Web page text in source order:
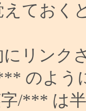
ておく
リンク
のよう
/*** は